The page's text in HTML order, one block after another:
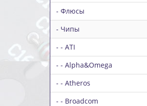
- Флюсы
- Чипы
- - ATI
- - Alpha&Omega
- - Atheros
- - Broadcom